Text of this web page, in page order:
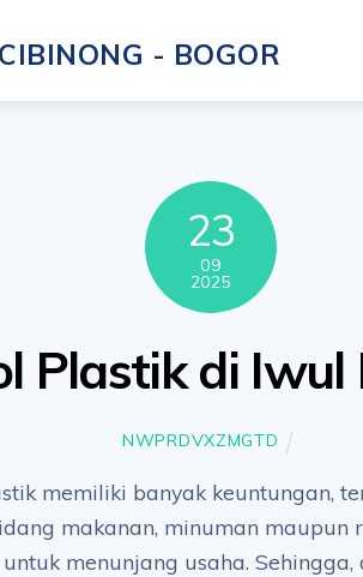
23
09
2025
Plastik di
NWPRDVXZMGTD
memiliki banyak keuntungan,
makanan, minuman maupun
menunjang usaha.